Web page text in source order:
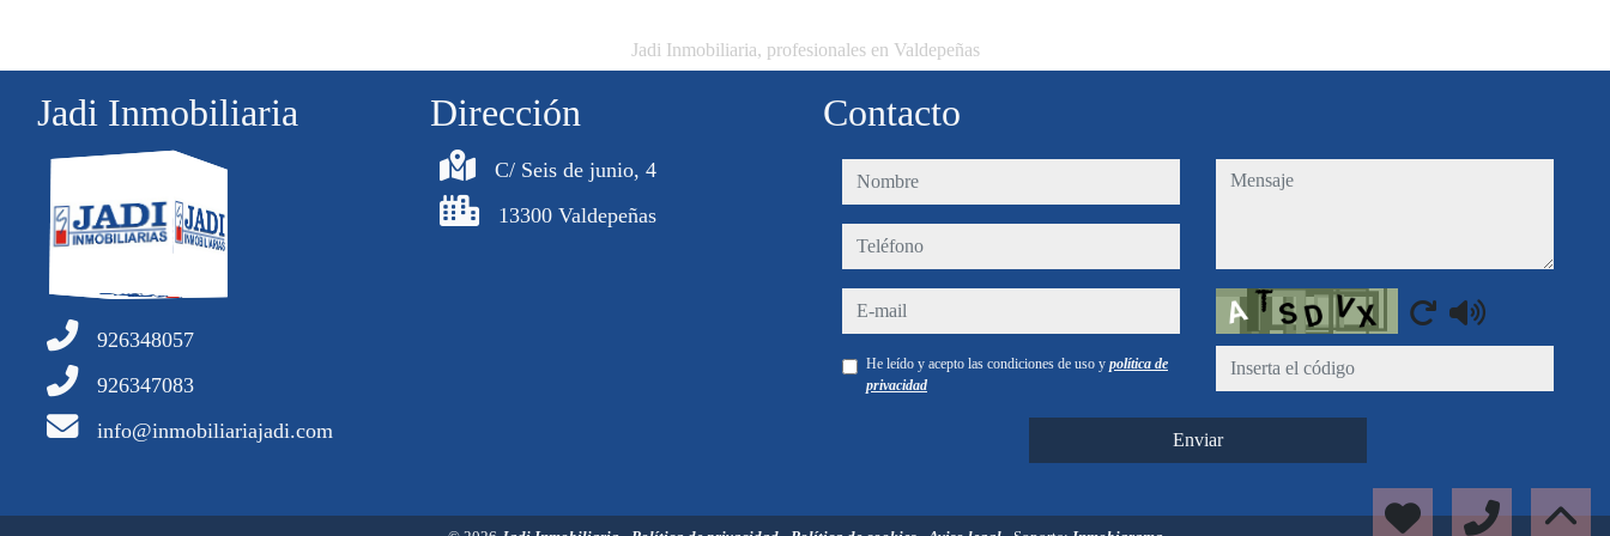
Jadi Inmobiliaria, profesionales en Valdepeñas
Jadi Inmobiliaria
926348057
926347083
info@inmobiliariajadi.com
Dirección
C/ Seis de junio, 4
13300 Valdepeñas
Contacto
nombre
teléfono
e-mail
He leído y acepto las condiciones de uso y política de
privacidad
mensaje
Captcha
Enviar